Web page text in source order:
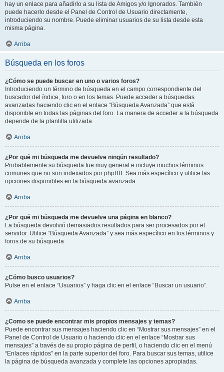
hay un enlace para añadirlo a su lista de Amigos y/o Ignorados. También
puede hacerlo desde el Panel de Control de Usuario directamente,
introduciendo su nombre. Puede eliminar usuarios de su lista desde esta
misma página.
Arriba
Búsqueda en los foros
¿Cómo se puede buscar en uno o varios foros?
Introduciendo un término de búsqueda en el campo correspondiente del
buscador del índice, foro o en los temas. Puede acceder a búsquedas
avanzadas haciendo clic en el enlace “Búsqueda Avanzada” que está
disponible en todas las páginas del foro. La manera de acceder a la búsqueda
depende de la plantilla utilizada.
Arriba
¿Por qué mi búsqueda me devuelve ningún resultado?
Probablemente su búsqueda fue muy general e incluye muchos términos
comunes que no son indexados por phpBB. Sea más específico y utilice las
opciones disponibles en la búsqueda avanzada.
Arriba
¿Por qué mi búsqueda me devuelve una página en blanco?
La búsqueda devolvió demasiados resultados para ser procesados por el
servidor. Utilice “Búsqueda Avanzada” y sea más específico en los términos y
foros de su búsqueda.
Arriba
¿Cómo busco usuarios?
Pulse en el enlace “Usuarios” y haga clic en el enlace “Buscar un usuario”.
Arriba
¿Como se puede encontrar mis propios mensajes y temas?
Puede encontrar sus mensajes haciendo clic en “Mostrar sus mensajes” en el
Panel de Control de Usuario o haciendo clic en el enlace “Mostrar sus
mensajes” a través de su propio página de perfil, o haciendo clic en el menú
“Enlaces rápidos” en la parte superior del foro. Para buscar sus temas, utilice
la página de búsqueda avanzada y complete las opciones apropiadas.